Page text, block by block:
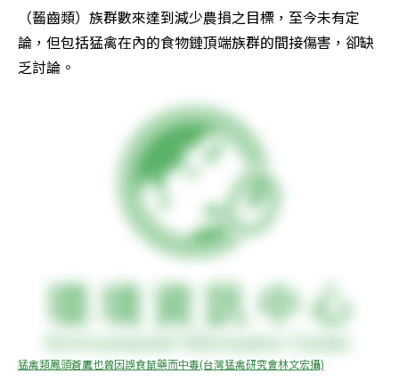
（齧齒類）族群數來達到減少農損之目標，至今未有定
論，但包括猛禽在內的食物鏈頂端族群的間接傷害，卻缺
乏討論。
猛禽類鳳頭蒼鷹也曾因誤食鼠藥而中毒(台灣猛禽研究會林文宏攝)